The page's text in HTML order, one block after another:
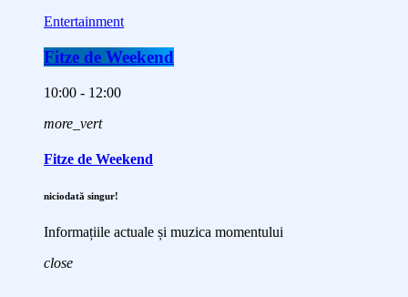
Entertainment
Fitze de Weekend
10:00 - 12:00
more_vert
Fitze de Weekend
niciodată singur!
Informațiile actuale și muzica momentului
close